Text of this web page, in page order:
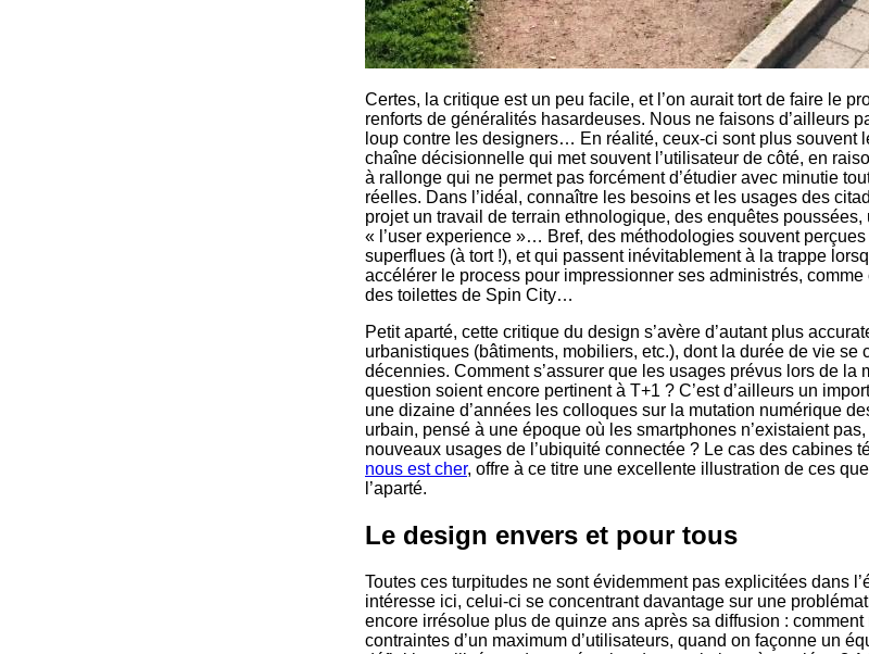
Certes, la critique est un peu facile, et l’on aurait tort de faire le
renforts de généralités hasardeuses. Nous ne faisons d’ailleurs
loup contre les designers… En réalité, ceux-ci sont plus souvent
chaîne décisionnelle qui met souvent l’utilisateur de côté, en
à rallonge qui ne permet pas forcément d’étudier avec minutie
réelles. Dans l’idéal, connaître les besoins et les usages des
projet un travail de terrain ethnologique, des enquêtes
« l’user experience »… Bref, des méthodologies souvent
superflues (à tort !), et qui passent inévitablement à la trappe
accélérer le process pour impressionner ses administrés, comme
des toilettes de Spin City…
Petit aparté, cette critique du design s’avère d’autant plus
urbanistiques (bâtiments, mobiliers, etc.), dont la durée de vie se
décennies. Comment s’assurer que les usages prévus lors de la
question soient encore pertinent à T+1 ? C’est d’ailleurs un
une dizaine d’années les colloques sur la mutation numérique
urbain, pensé à une époque où les smartphones n’existaient
nouveaux usages de l’ubiquité connectée ? Le cas des cabines
nous est cher, offre à ce titre une excellente illustration de ces
l’aparté.
Le design envers et pour tous
Toutes ces turpitudes ne sont évidemment pas explicitées dans
intéresse ici, celui-ci se concentrant davantage sur une
encore irrésolue plus de quinze ans après sa diffusion :
contraintes d’un maximum d’utilisateurs, quand on façonne un